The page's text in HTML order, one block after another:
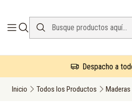
Despacho a
Inicio Todos los Productos Maderas